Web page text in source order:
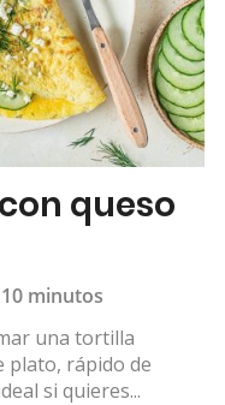
queso
10 minutos
una tortilla
plato, rápido de
si quieres...